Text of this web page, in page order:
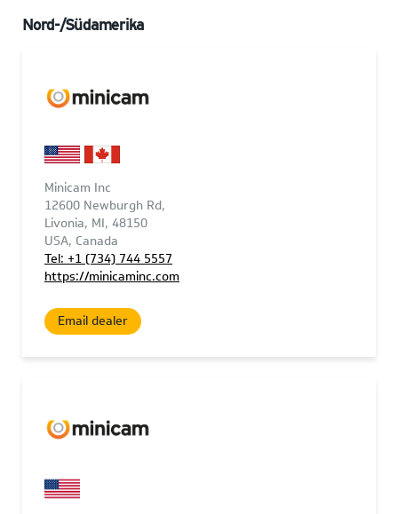
Nord-/Südamerika
Minicam Inc
12600 Newburgh Rd,
Livonia, MI, 48150
USA, Canada
Tel: +1 (734) 744 5557
https://minicaminc.com
Email dealer